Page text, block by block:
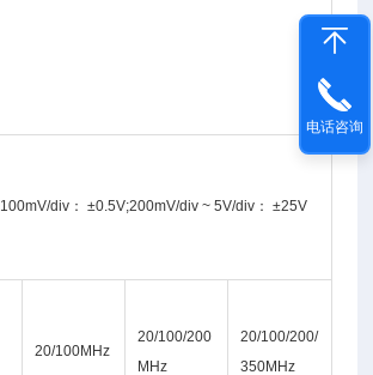
div： ±0.5V;200mV/div ~ 5V/div： ±25V
20/100MHz
20/100/200
MHz
20/100/200/
350MHz
电话咨询